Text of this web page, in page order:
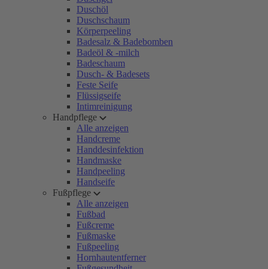
Duschöl
Duschschaum
Körperpeeling
Badesalz & Badebomben
Badeöl & -milch
Badeschaum
Dusch- & Badesets
Feste Seife
Flüssigseife
Intimreinigung
Handpflege
Alle anzeigen
Handcreme
Handdesinfektion
Handmaske
Handpeeling
Handseife
Fußpflege
Alle anzeigen
Fußbad
Fußcreme
Fußmaske
Fußpeeling
Hornhautentferner